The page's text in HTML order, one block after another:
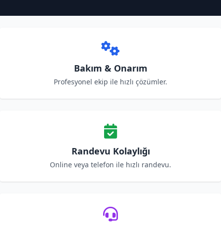
Bakım & Onarım
Profesyonel ekip ile hızlı çözümler.
Randevu Kolaylığı
Online veya telefon ile hızlı randevu.